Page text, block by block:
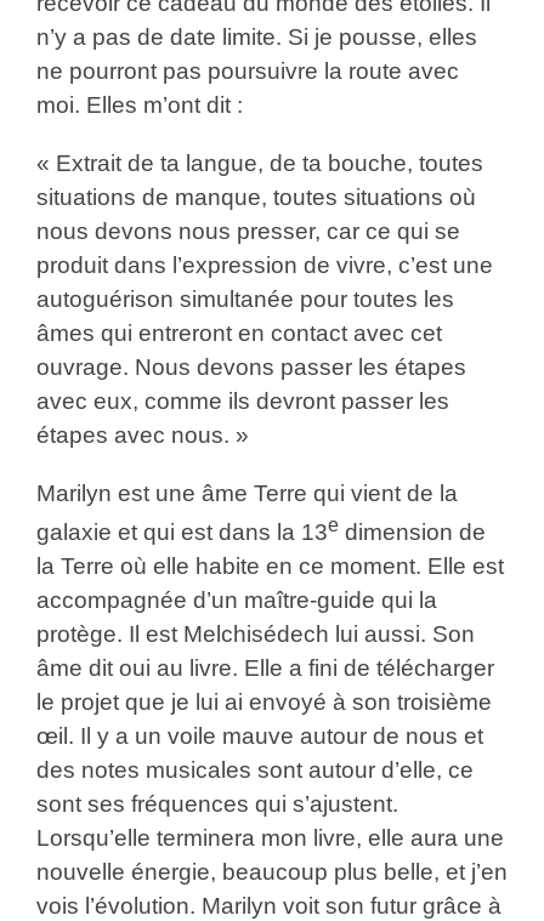
n’y a pas de date limite. Si je pousse, elles
ne pourront pas poursuivre la route avec
moi. Elles m’ont dit :
« Extrait de ta langue, de ta bouche, toutes
situations de manque, toutes situations où
nous devons nous presser, car ce qui se
produit dans l’expression de vivre, c’est une
autoguérison simultanée pour toutes les
âmes qui entreront en contact avec cet
ouvrage. Nous devons passer les étapes
avec eux, comme ils devront passer les
étapes avec nous. »
Marilyn est une âme Terre qui vient de la
galaxie et qui est dans la 13e dimension de
la Terre où elle habite en ce moment. Elle est
accompagnée d’un maître-guide qui la
protège. Il est Melchisédech lui aussi. Son
âme dit oui au livre. Elle a fini de télécharger
le projet que je lui ai envoyé à son troisième
œil. Il y a un voile mauve autour de nous et
des notes musicales sont autour d’elle, ce
sont ses fréquences qui s’ajustent.
Lorsqu’elle terminera mon livre, elle aura une
nouvelle énergie, beaucoup plus belle, et j’en
vois l’évolution. Marilyn voit son futur grâce à